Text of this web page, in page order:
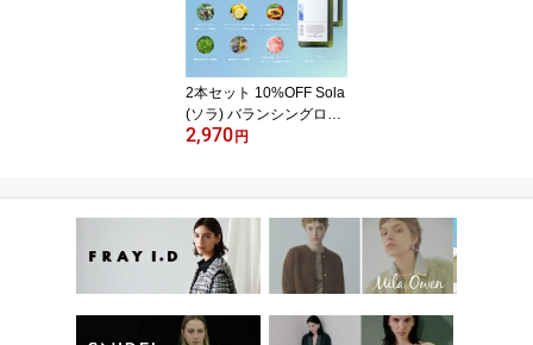
0ml 基礎化粧品 赤み 毛
穴 シミ 潤い シワ スキン
ケア コスメ
2本セット 10%OFF Sola
(ソラ) バランシングロー
ション 化粧水 旅行用 10
誕生日 母 妻 彼女 友達 女
友達 プレゼント 女性 ス
キンケア コスメ 20代 30
代 40代 50代
2,970 円